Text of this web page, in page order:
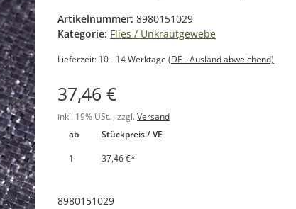
Artikelnummer: 8980151029
Kategorie: Flies / Unkrautgewebe
Lieferzeit: 10 - 14 Werktage (DE - Ausland abweichend)
37,46 €
inkl. 19% USt. , zzgl. Versand
ab
Stückpreis / VE
1
37,46 €*
8980151029